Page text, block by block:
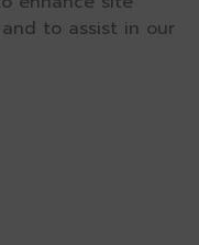
to assist in our